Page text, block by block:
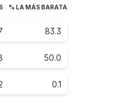
% LA MÁS BARATA
83.3
50.0
0.1